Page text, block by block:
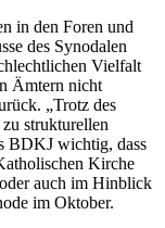
in den Foren und
des Synodalen
Vielfalt
Ämtern nicht
„Trotz des
strukturellen
BDKJ wichtig, dass
Kirche
auch im Hinblick
im Oktober.